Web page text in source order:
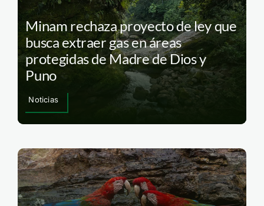
Minam rechaza proyecto de ley que
busca extraer gas en áreas
protegidas de Madre de Dios y
Puno
Noticias